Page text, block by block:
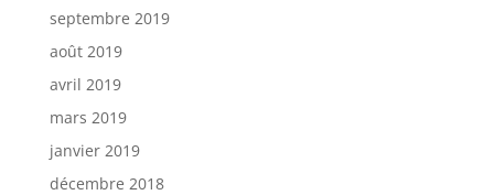
septembre 2019
août 2019
avril 2019
mars 2019
janvier 2019
décembre 2018